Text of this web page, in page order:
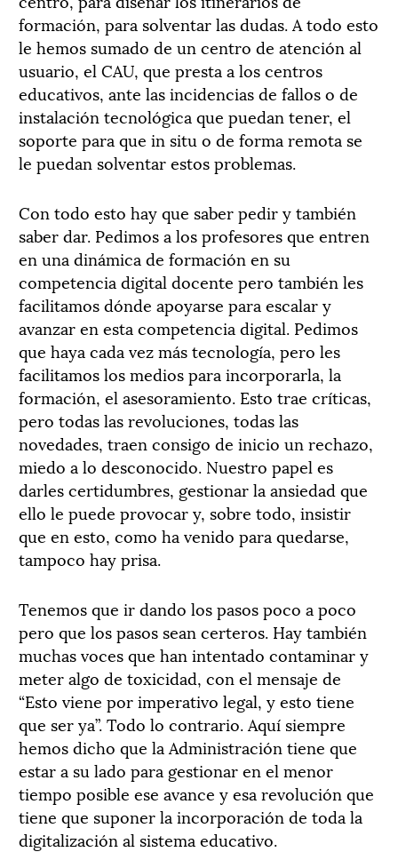
formación, para solventar las dudas. A todo esto
le hemos sumado de un centro de atención al
usuario, el CAU, que presta a los centros
educativos, ante las incidencias de fallos o de
instalación tecnológica que puedan tener, el
soporte para que in situ o de forma remota se
le puedan solventar estos problemas.
Con todo esto hay que saber pedir y también
saber dar. Pedimos a los profesores que entren
en una dinámica de formación en su
competencia digital docente pero también les
facilitamos dónde apoyarse para escalar y
avanzar en esta competencia digital. Pedimos
que haya cada vez más tecnología, pero les
facilitamos los medios para incorporarla, la
formación, el asesoramiento. Esto trae críticas,
pero todas las revoluciones, todas las
novedades, traen consigo de inicio un rechazo,
miedo a lo desconocido. Nuestro papel es
darles certidumbres, gestionar la ansiedad que
ello le puede provocar y, sobre todo, insistir
que en esto, como ha venido para quedarse,
tampoco hay prisa.
Tenemos que ir dando los pasos poco a poco
pero que los pasos sean certeros. Hay también
muchas voces que han intentado contaminar y
meter algo de toxicidad, con el mensaje de
“Esto viene por imperativo legal, y esto tiene
que ser ya”. Todo lo contrario. Aquí siempre
hemos dicho que la Administración tiene que
estar a su lado para gestionar en el menor
tiempo posible ese avance y esa revolución que
tiene que suponer la incorporación de toda la
digitalización al sistema educativo.